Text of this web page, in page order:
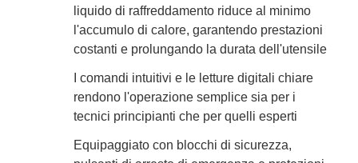
liquido di raffreddamento riduce al minimo
l'accumulo di calore, garantendo prestazioni
costanti e prolungando la durata dell'utensile
I comandi intuitivi e le letture digitali chiare
rendono l'operazione semplice sia per i
tecnici principianti che per quelli esperti
Equipaggiato con blocchi di sicurezza,